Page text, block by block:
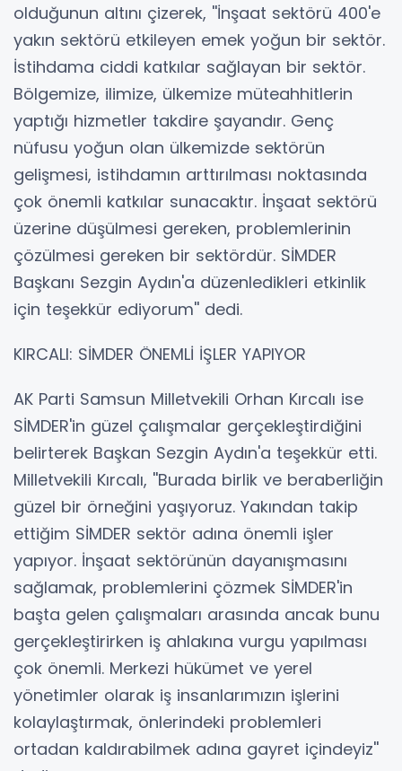
olduğunun altını çizerek, ''İnşaat sektörü 400'e
yakın sektörü etkileyen emek yoğun bir sektör.
İstihdama ciddi katkılar sağlayan bir sektör.
Bölgemize, ilimize, ülkemize müteahhitlerin
yaptığı hizmetler takdire şayandır. Genç
nüfusu yoğun olan ülkemizde sektörün
gelişmesi, istihdamın arttırılması noktasında
çok önemli katkılar sunacaktır. İnşaat sektörü
üzerine düşülmesi gereken, problemlerinin
çözülmesi gereken bir sektördür. SİMDER
Başkanı Sezgin Aydın'a düzenledikleri etkinlik
için teşekkür ediyorum'' dedi.
KIRCALI: SİMDER ÖNEMLİ İŞLER YAPIYOR
AK Parti Samsun Milletvekili Orhan Kırcalı ise
SİMDER'in güzel çalışmalar gerçekleştirdiğini
belirterek Başkan Sezgin Aydın'a teşekkür etti.
Milletvekili Kırcalı, ''Burada birlik ve beraberliğin
güzel bir örneğini yaşıyoruz. Yakından takip
ettiğim SİMDER sektör adına önemli işler
yapıyor. İnşaat sektörünün dayanışmasını
sağlamak, problemlerini çözmek SİMDER'in
başta gelen çalışmaları arasında ancak bunu
gerçekleştirirken iş ahlakına vurgu yapılması
çok önemli. Merkezi hükümet ve yerel
yönetimler olarak iş insanlarımızın işlerini
kolaylaştırmak, önlerindeki problemleri
ortadan kaldırabilmek adına gayret içindeyiz''